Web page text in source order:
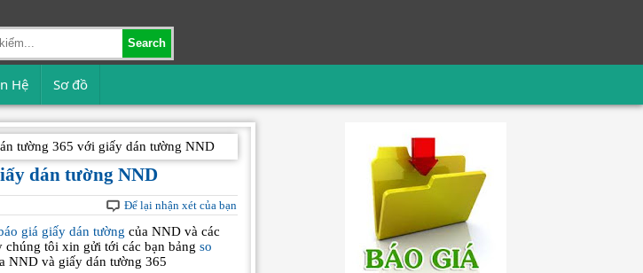
Search
Hệ Sơ đồ
tường 365 với giấy dán tường NND
dán tường NND
Để lại nhận xét của bạn
giá giấy dán tường của NND và các
tôi xin gửi tới các bạn bảng so
NND và giấy dán tường 365